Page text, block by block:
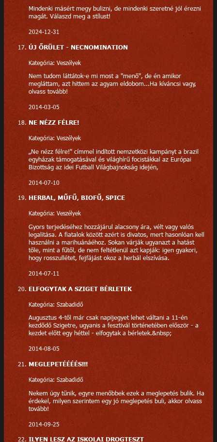
Mindenki másért megy bulizni, de mindenki szeretné jól érezni
magát. Válaszd meg a stílust!
2024-12-31
ÚJ ŐRÜLET - NECNOMINATION
Kategória: Veszélyek
Nem tudom láttátok-e mi most a "menő", de én amikor
megláttam, azt hittem az agyam eldobom...Ha kíváncsi vagy,
olvass tovább!
2014-03-05
NE NÉZZ FÉLRE!
Kategória: Veszélyek
„Ne nézz félre!" címmel indított nemzetközi kampányt a brazil
egyházak támogatásával és világhírű focistákkal az Európai
Bizottság az idei Futball Világbajnokság idején,
2014-07-10
HERBAL, MŰFŰ, BIOFŰ, SPICE
Kategória: Veszélyek
Gyors terjedéséhez hozzájárul alacsony ára, vélt vagy valós
legalitása. A fiatalok között azért is divatos, mert hasonlóan kell
használni a marihuánáéhoz. Sokan várják ugyanazt a hatást
tőle, mint a fűtől, de nem feltétlenül azt kapják: igen gyakori,
hogy rosszullétet, fejfájást okoz a herbál elszívása.
2014-07-11
ELFOGYTAK A SZIGET BÉRLETEK
Kategória: Szabadidő
Augusztus 4-től már csak napijegyet lehet váltani a 11-én
kezdődő Szigetre, ugyanis a fesztivál történetében először - a
kezdet előtt egy héttel - elfogytak a bérletek.&nbsp;
2014-08-05
MEGLEPETÉÉÉÉS!!!
Kategória: Szabadidő
Nekem úgy tűnik, egyre menőbbek ezek a meglepetés bulik. Ha
érdekel, milyen szerintem egy jó meglepetés buli, akkor olvass
tovább!
2014-09-25
ILYEN LESZ AZ ISKOLAI DROGTESZT